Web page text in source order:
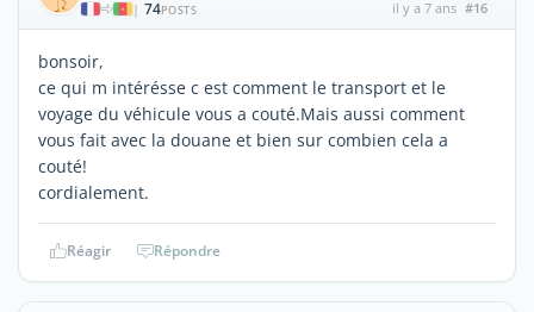
| 74POSTS il y a 7 ans #16
bonsoir,
ce qui m intérésse c est comment le transport et le
voyage du véhicule vous a couté.Mais aussi comment
vous fait avec la douane et bien sur combien cela a
couté!
cordialement.
Réagir Répondre